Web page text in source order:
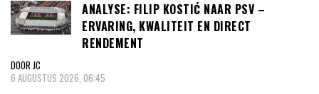
ANALYSE: FILIP KOSTIĆ NAAR PSV –
ERVARING, KWALITEIT EN DIRECT
RENDEMENT
DOOR JC
6 AUGUSTUS 2026, 06:45